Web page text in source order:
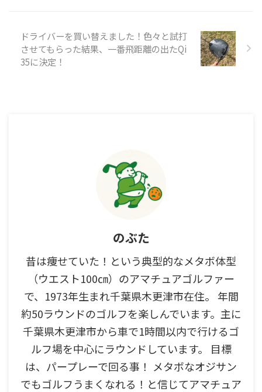
ドライバーを買い替えました！色々と試打
させてもらった結果、一番飛距離の出たQi
35に決定！
のぶた
昔は痩せていた！という典型的なメタボ体型
（ウエスト100㎝）のアマチュアゴルファー
で、1973年生まれ千葉県木更津市在住。 年間
約50ラウンドのゴルフを楽しんでいます。主に
千葉県木更津市から車で1時間以内で行けるゴ
ルフ場を中心にラウンドしています。 目標
は、パープレーで回る事！ メタボなオジサン
でもゴルフうまくなれる！と信じてアマチュア